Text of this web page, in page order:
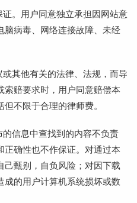
。用户同意独立承担因网站意
脑病毒、网络连接故障、未经
其他有关的法律、法规，而导
索赔要求时，用户同意赔偿本
不限于合理的律师费。
信息中查找到的内容不负责
正确性也不作保证。对通过本
己甄别，自负风险；对因下载
成的用户计算机系统损坏或数